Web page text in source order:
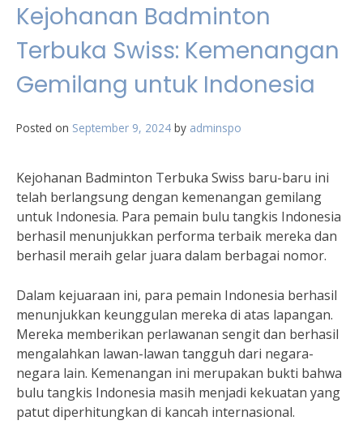
Kejohanan Badminton
Terbuka Swiss: Kemenangan
Gemilang untuk Indonesia
Posted on September 9, 2024 by adminspo
Kejohanan Badminton Terbuka Swiss baru-baru ini
telah berlangsung dengan kemenangan gemilang
untuk Indonesia. Para pemain bulu tangkis Indonesia
berhasil menunjukkan performa terbaik mereka dan
berhasil meraih gelar juara dalam berbagai nomor.
Dalam kejuaraan ini, para pemain Indonesia berhasil
menunjukkan keunggulan mereka di atas lapangan.
Mereka memberikan perlawanan sengit dan berhasil
mengalahkan lawan-lawan tangguh dari negara-
negara lain. Kemenangan ini merupakan bukti bahwa
bulu tangkis Indonesia masih menjadi kekuatan yang
patut diperhitungkan di kancah internasional.